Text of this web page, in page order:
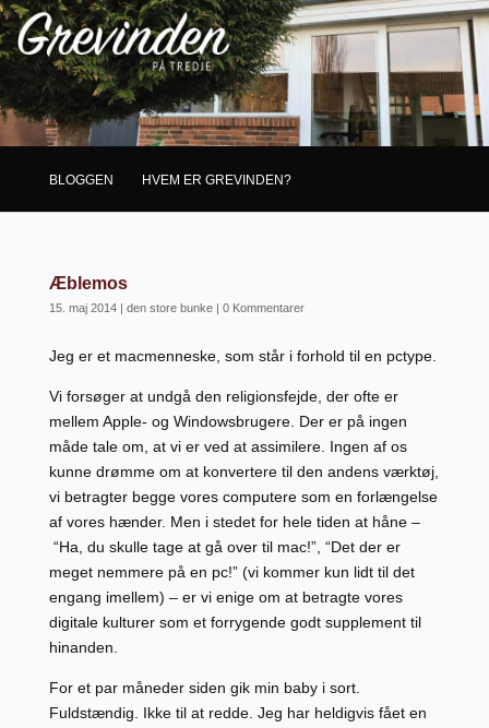
BLOGGEN HVEM ER GREVINDEN?
Æblemos
15. maj 2014| den store bunke| 0 Kommentarer
Jeg er et macmenneske, som står i forhold til en pctype.
Vi forsøger at undgå den religionsfejde, der ofte er
mellem Apple- og Windowsbrugere. Der er på ingen
måde tale om, at vi er ved at assimilere. Ingen af os
kunne drømme om at konvertere til den andens værktøj,
vi betragter begge vores computere som en forlængelse
af vores hænder. Men i stedet for hele tiden at håne –
“Ha, du skulle tage at gå over til mac!”, “Det der er
meget nemmere på en pc!” (vi kommer kun lidt til det
engang imellem) – er vi enige om at betragte vores
digitale kulturer som et forrygende godt supplement til
hinanden.
For et par måneder siden gik min baby i sort.
Fuldstændig. Ikke til at redde. Jeg har heldigvis fået en